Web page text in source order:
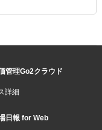
管理Go2クラウド
詳細
日報 for Web